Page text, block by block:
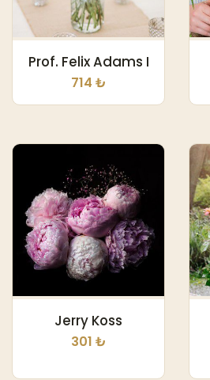
Prof. Felix Adams I
714 ₺
Jerry Koss
301 ₺